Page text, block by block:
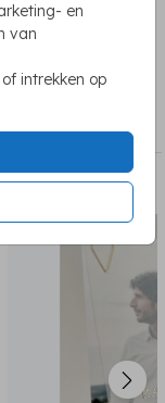
en
van
intrekken op
vast met
neem dan